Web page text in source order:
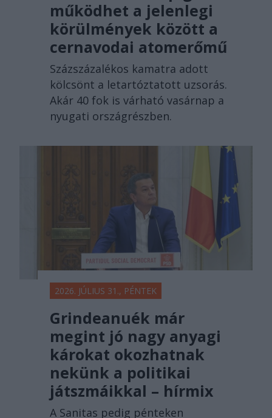
működhet a jelenlegi
körülmények között a
cernavodai atomerőmű
Százszázalékos kamatra adott
kölcsönt a letartóztatott uzsorás.
Akár 40 fok is várható vasárnap a
nyugati országrészben.
2026. JÚLIUS 31., PÉNTEK
Grindeanuék már
megint jó nagy anyagi
károkat okozhatnak
nekünk a politikai
játszmáikkal – hírmix
A Sanitas pedig pénteken